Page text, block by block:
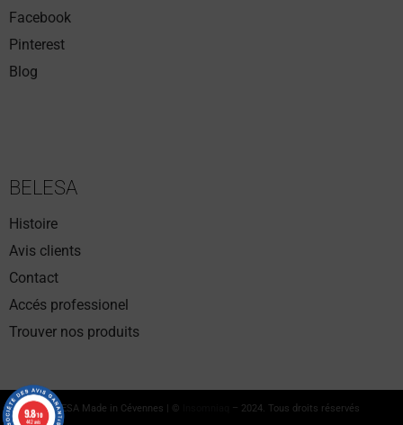
Facebook
Pinterest
Blog
BELESA
Histoire
Avis clients
Contact
Accés professionel
Trouver nos produits
BELESA Made in Cévennes | © – 2024. Tous droits réservés
9.8/10
442 avis
9.8/10
442 avis